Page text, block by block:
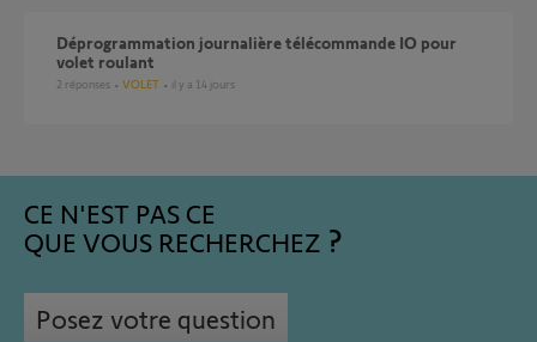
Déprogrammation journalière télécommande IO pour
volet roulant
2 réponses VOLET il y a 14 jours
CE N'EST PAS CE
QUE VOUS RECHERCHEZ
Posez votre question